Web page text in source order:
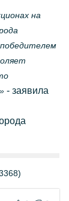
на
- заявила